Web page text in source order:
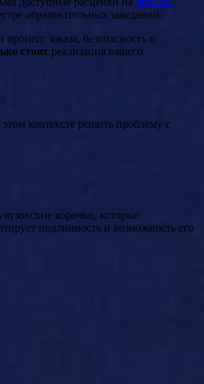
образовательных заведений.
заказа, безопасность и
стоит реализация вашего
контексте решить проблему с
корочки, которые
подлинность и возможность его